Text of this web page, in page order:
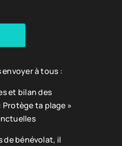
à tous :
et bilan des
Protège ta plage »
de bénévolat, il